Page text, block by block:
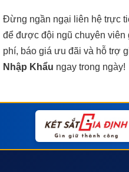
Đừng ngần ngại liên hệ trực
để được đội ngũ chuyên viên
phí, báo giá ưu đãi và hỗ trợ
Nhập Khẩu ngay trong ngày!